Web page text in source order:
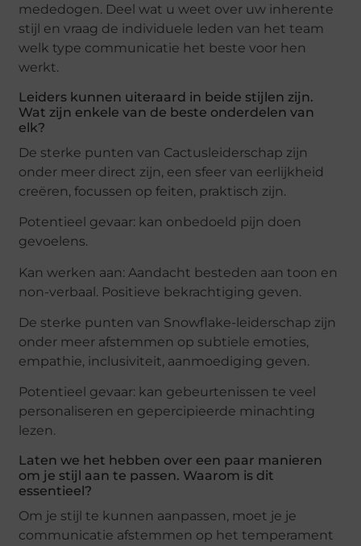
mededogen. Deel wat u weet over uw inherente
stijl en vraag de individuele leden van het team
welk type communicatie het beste voor hen
werkt.
Leiders kunnen uiteraard in beide stijlen zijn.
Wat zijn enkele van de beste onderdelen van
elk?
De sterke punten van Cactusleiderschap zijn
onder meer direct zijn, een sfeer van eerlijkheid
creëren, focussen op feiten, praktisch zijn.
Potentieel gevaar: kan onbedoeld pijn doen
gevoelens.
Kan werken aan: Aandacht besteden aan toon en
non-verbaal. Positieve bekrachtiging geven.
De sterke punten van Snowflake-leiderschap zijn
onder meer afstemmen op subtiele emoties,
empathie, inclusiviteit, aanmoediging geven.
Potentieel gevaar: kan gebeurtenissen te veel
personaliseren en gepercipieerde minachting
lezen.
Laten we het hebben over een paar manieren
om je stijl aan te passen. Waarom is dit
essentieel?
Om je stijl te kunnen aanpassen, moet je je
communicatie afstemmen op het temperament